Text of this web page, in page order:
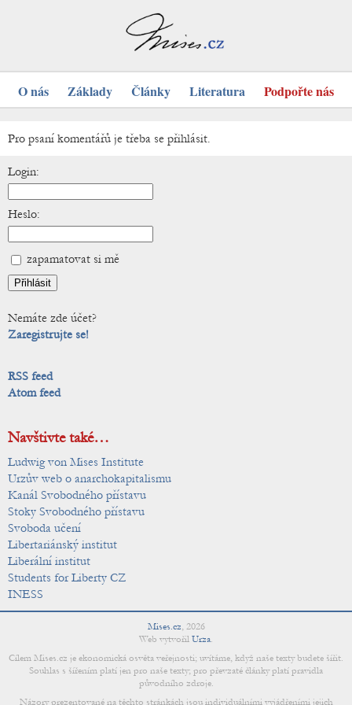
O nás Základy Články Literatura Podpořte nás
Pro psaní komentářů je třeba se přihlásit.
Login:
Heslo:
zapamatovat si mě
Nemáte zde účet?
Zaregistrujte se!
RSS feed
Atom feed
Navštivte také…
Ludwig von Mises Institute
Urzův web o anarchokapitalismu
Kanál Svobodného přístavu
Stoky Svobodného přístavu
Svoboda učení
Libertariánský institut
Liberální institut
Students for Liberty CZ
INESS
Mises.cz, 2026
Web vytvořil Urza.
Cílem Mises.cz je ekonomická osvěta veřejnosti; uvítáme, když naše texty budete šířit.
Souhlas s šířením platí jen pro naše texty; pro převzaté články platí pravidla
původního zdroje.
Názory prezentované na těchto stránkách jsou individuálními vyjádřeními jejich